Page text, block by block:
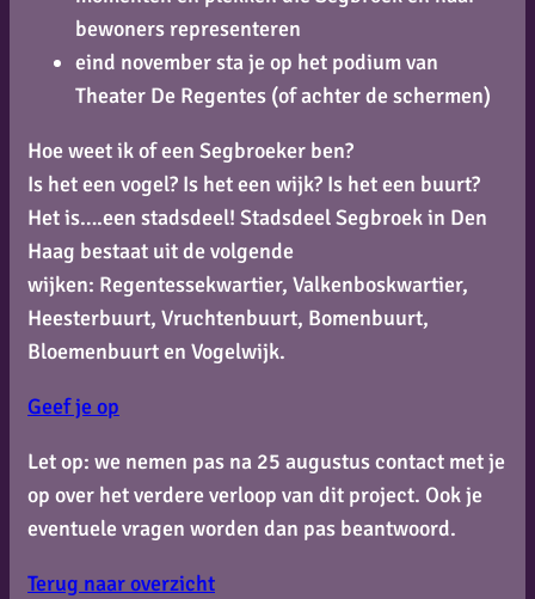
bewoners representeren
eind november sta je op het podium van
Theater De Regentes (of achter de schermen)
Hoe weet ik of een Segbroeker ben?
Is het een vogel? Is het een wijk? Is het een buurt?
Het is….een stadsdeel! Stadsdeel Segbroek in Den
Haag bestaat uit de volgende
wijken: Regentessekwartier, Valkenboskwartier,
Heesterbuurt, Vruchtenbuurt, Bomenbuurt,
Bloemenbuurt en Vogelwijk.
Geef je op
Let op: we nemen pas na 25 augustus contact met je
op over het verdere verloop van dit project. Ook je
eventuele vragen worden dan pas beantwoord.
Terug naar overzicht